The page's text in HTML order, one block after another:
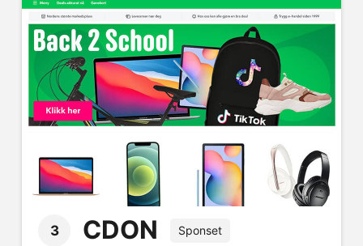
3 CDON Sponset